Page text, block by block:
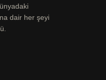
dair her şeyi